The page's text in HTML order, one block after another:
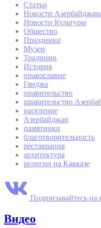
Статьи
Новости
Новости Культуры
Общество
Праздники
Музеи
Традиции
История
православие
Гянджа
правительство
правительство
население
Азербайджан
памятники
благотворительность
реставрация
архитектура
религии на Кавказе
Подписывайтесь на
Видео